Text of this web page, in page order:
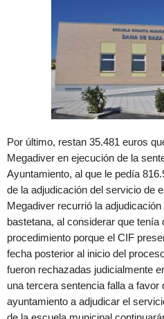
Por último, restan 35.481 euros
Megadiver en ejecución de la
Ayuntamiento, al que le pedía
de la adjudicación del servicio de
Megadiver recurrió la
bastetana, al considerar que tenía
procedimiento porque el CIF
fecha posterior al inicio del
fueron rechazadas judicialmente
una tercera sentencia falla a favor
ayuntamiento a adjudicar el